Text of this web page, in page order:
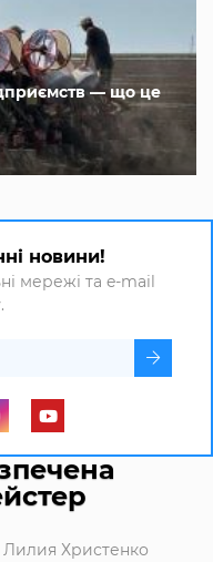
— що це
новини!
мережі та e-mail
Лилия Христенко